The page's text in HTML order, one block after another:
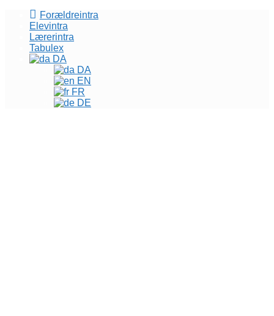
Forældreintra
Elevintra
Lærerintra
Tabulex
DA
DA
EN
FR
DE